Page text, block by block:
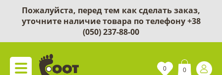
Пожалуйста, перед тем как сделать заказ,
уточните наличие товара по телефону+38
(050) 237-88-00
0 0